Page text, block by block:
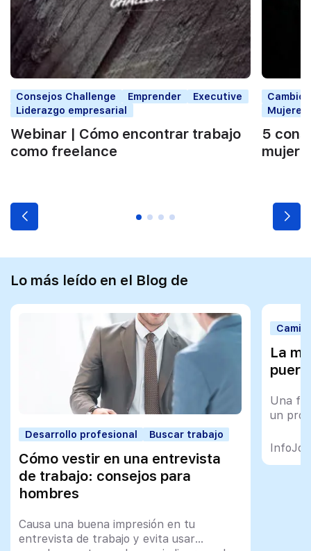
Consejos Challenge Emprender
Executive
Liderazgo empresarial
Webinar | Cómo encontrar trabajo
como freelance
Cambio
5
Lo más leído en el Blog de
Desarrollo profesional Buscar trabajo
Cómo vestir en una entrevista
de trabajo: consejos para
hombres
Causa una buena impresión en tu
entrevista de trabajo y evita usar
La
Una
un